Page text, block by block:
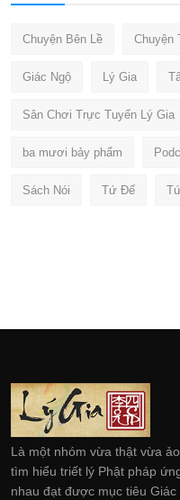
Chuyện Bên Lề Chuyện
Giác Ngộ Lý Gia
Sân Chơi Trực Tuyến Lý Gia
ba mươi bảy phẩm
Sách Nói Tứ Đế
Là một nhóm vừa thật vừa
tìm hiểu triết lý Phật pháp
nhau đạt được mục tiêu